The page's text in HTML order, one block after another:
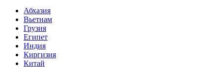
Абхазия
Вьетнам
Грузия
Египет
Индия
Киргизия
Китай